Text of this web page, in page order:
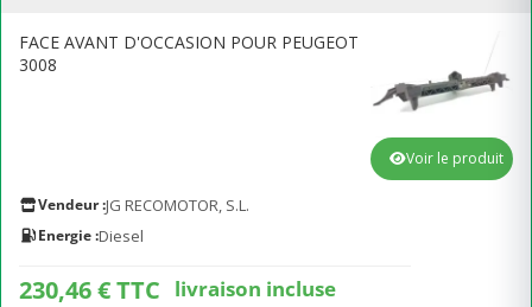
FACE AVANT D'OCCASION POUR PEUGEOT
3008
Vendeur :JG RECOMOTOR, S.L.
Energie :Diesel
230,46 € TTC livraison incluse
Voir le produit